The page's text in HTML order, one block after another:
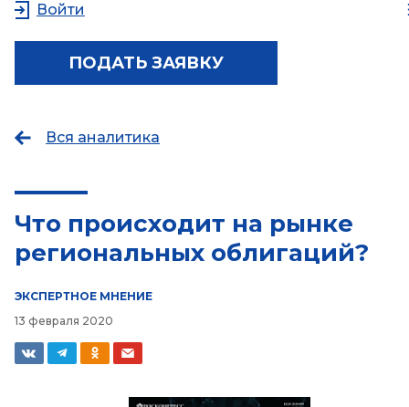
ПОДАТЬ ЗАЯВКУ
Войти
Вся аналитика
Что происходит на рынке
региональных облигаций?
ЭКСПЕРТНОЕ МНЕНИЕ
13 февраля 2020